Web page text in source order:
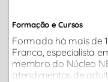
Formação e Cursos
Formada há mais de
Franca, especialista
membro do Núcleo
atendimentos de